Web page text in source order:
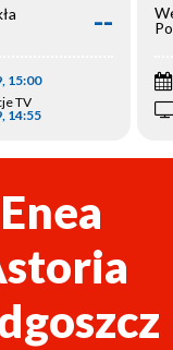
--
15:00
TV
14:55
Enea